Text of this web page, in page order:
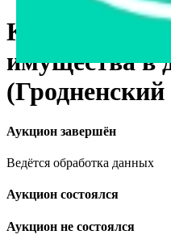
Комплекс
имущества в
Аукцион завершён
Ведётся обработка данных
Аукцион состоялся
Аукцион не состоялся